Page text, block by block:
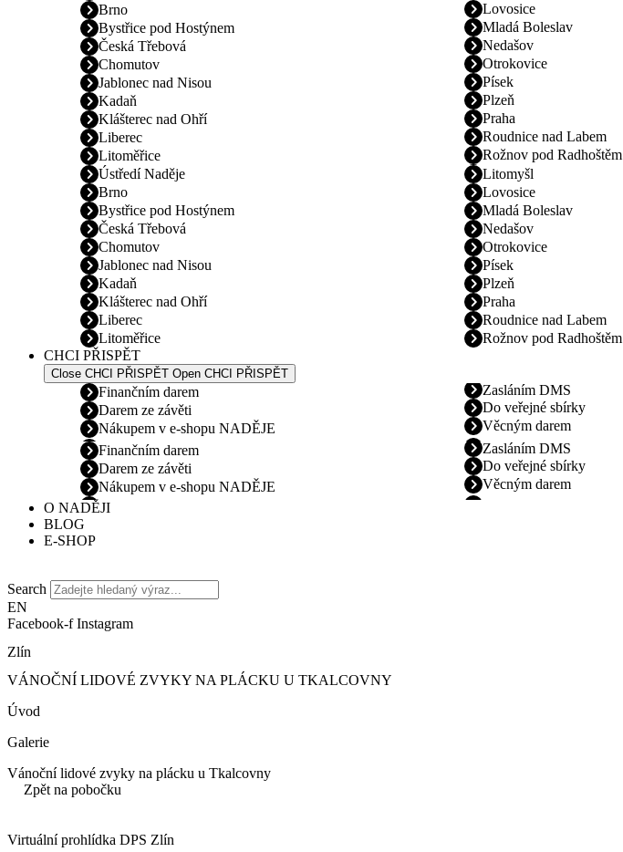
Brno
Bystřice pod Hostýnem
Česká Třebová
Chomutov
Jablonec nad Nisou
Kadaň
Klášterec nad Ohří
Liberec
Litoměřice
Lovosice
Mladá Boleslav
Nedašov
Otrokovice
Písek
Plzeň
Praha
Roudnice nad Labem
Rožnov pod Radhoštěm
Ústředí Naděje
Brno
Bystřice pod Hostýnem
Česká Třebová
Chomutov
Jablonec nad Nisou
Kadaň
Klášterec nad Ohří
Liberec
Litoměřice
Litomyšl
Lovosice
Mladá Boleslav
Nedašov
Otrokovice
Písek
Plzeň
Praha
Roudnice nad Labem
Rožnov pod Radhoštěm
CHCI PŘISPĚT
Close CHCI PŘISPĚT Open CHCI PŘISPĚT
Finančním darem
Darem ze závěti
Nákupem v e-shopu NADĚJE
Zasláním DMS
Do veřejné sbírky
Věcným darem
Finančním darem
Darem ze závěti
Nákupem v e-shopu NADĚJE
Zasláním DMS
Do veřejné sbírky
Věcným darem
O NADĚJI
BLOG
E-SHOP
Search
EN
Facebook-f Instagram
Zlín
VÁNOČNÍ LIDOVÉ ZVYKY NA PLÁCKU U TKALCOVNY
Úvod
Galerie
Vánoční lidové zvyky na plácku u Tkalcovny
Zpět na pobočku
Virtuální prohlídka DPS Zlín